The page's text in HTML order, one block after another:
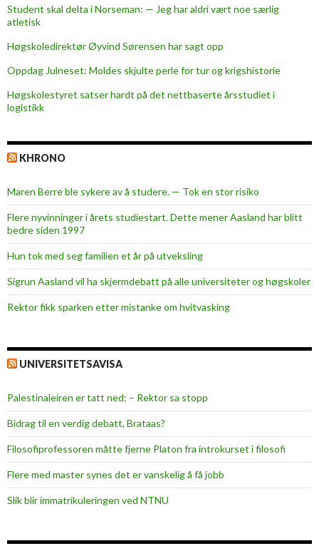
Student skal delta i Norseman: — Jeg har aldri vært noe særlig
atletisk
Høgskoledirektør Øyvind Sørensen har sagt opp
Oppdag Julneset: Moldes skjulte perle for tur og krigshistorie
Høgskolestyret satser hardt på det nettbaserte årsstudiet i
logistikk
KHRONO
Maren Berre ble sykere av å studere. — Tok en stor risiko
Flere nyvinninger i årets studiestart. Dette mener Aasland har blitt
bedre siden 1997
Hun tok med seg familien et år på utveksling
Sigrun Aasland vil ha skjerm­debatt på alle universiteter og høgskoler
Rektor fikk sparken etter mistanke om hvitvasking
UNIVERSITETSAVISA
Palestinaleiren er tatt ned: – Rektor sa stopp
Bidrag til en verdig debatt, Brataas?
Filosofiprofessoren måtte fjerne Platon fra introkurset i filosofi
Flere med master synes det er vanskelig å få jobb
Slik blir immatrikuleringen ved NTNU